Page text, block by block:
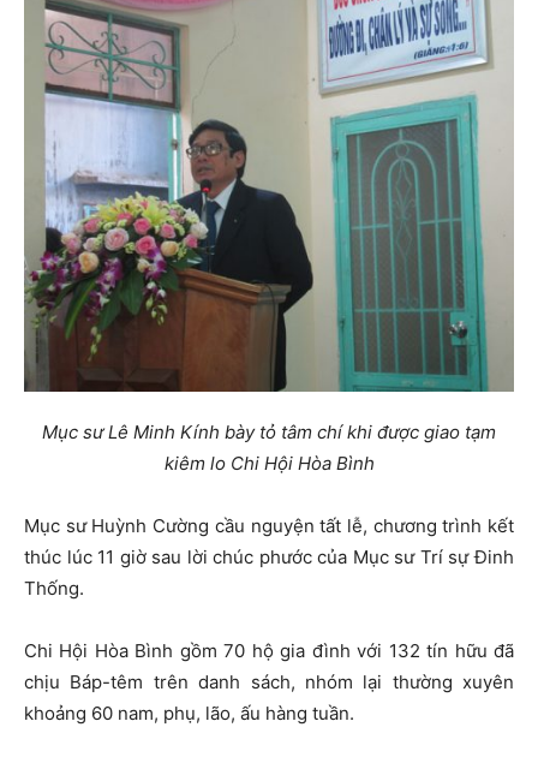
Mục sư Lê Minh Kính bày tỏ tâm chí khi được giao tạm
kiêm lo Chi Hội Hòa Bình
Mục sư Huỳnh Cường cầu nguyện tất lễ, chương trình kết
thúc lúc 11 giờ sau lời chúc phước của Mục sư Trí sự Đinh
Thống.
Chi Hội Hòa Bình gồm 70 hộ gia đình với 132 tín hữu đã
chịu Báp-têm trên danh sách, nhóm lại thường xuyên
khoảng 60 nam, phụ, lão, ấu hàng tuần.